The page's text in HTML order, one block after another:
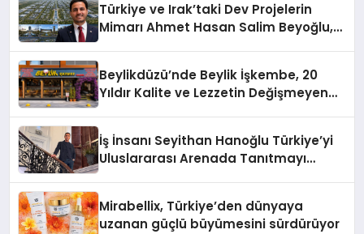
Türkiye ve Irak’taki Dev Projelerin
Mimarı Ahmet Hasan Salim Beyoğlu,
Hayata Geçirecek
Beylikdüzü’nde Beylik İşkembe, 20
Yıldır Kalite ve Lezzetin Değişmeyen
İş İnsanı Seyithan Hanoğlu Türkiye’yi
Uluslararası Arenada Tanıtmayı
Mirabellix, Türkiye’den dünyaya
uzanan güçlü büyümesini sürdürüyor